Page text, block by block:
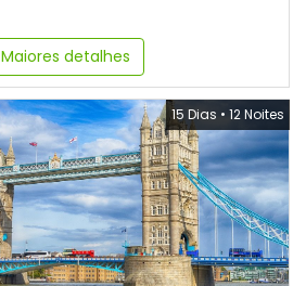
Maiores detalhes
15 Dias • 12 Noites